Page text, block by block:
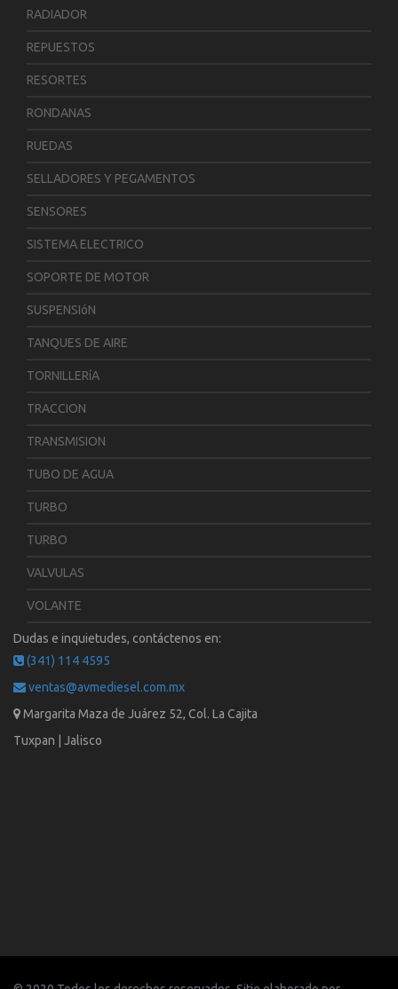
RADIADOR
REPUESTOS
RESORTES
RONDANAS
RUEDAS
SELLADORES Y PEGAMENTOS
SENSORES
SISTEMA ELECTRICO
SOPORTE DE MOTOR
SUSPENSIóN
TANQUES DE AIRE
TORNILLERíA
TRACCION
TRANSMISION
TUBO DE AGUA
TURBO
TURBO
VALVULAS
VOLANTE
Dudas e inquietudes, contáctenos en:
(341) 114 4595
ventas@avmediesel.com.mx
Margarita Maza de Juárez 52, Col. La Cajita
Tuxpan | Jalisco